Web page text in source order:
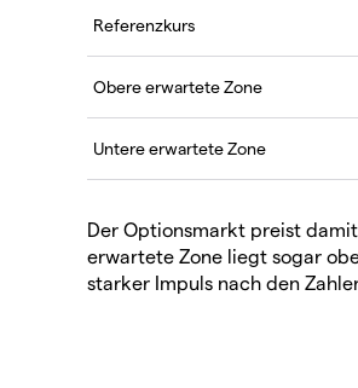
Referenzkurs
Obere erwartete Zone
Untere erwartete Zone
Der Optionsmarkt preist
erwartete Zone liegt sogar
starker Impuls nach den